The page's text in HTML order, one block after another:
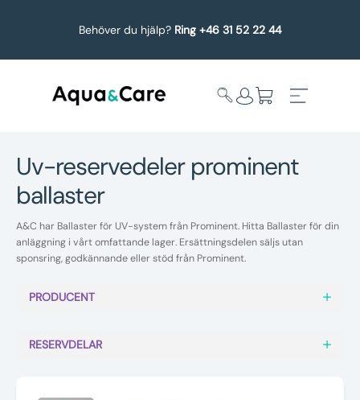
Behöver du hjälp? Ring +46 31 52 22 44
Köp reservdelar
uv-reservedeler prominent
ballaster
A&C har Ballaster för UV-system från Prominent. Hitta Ballaster för din
anläggning i vårt omfattande lager. Ersättningsdelen säljs utan
sponsring, godkännande eller stöd från Prominent.
PRODUCENT
RESERVDELAR